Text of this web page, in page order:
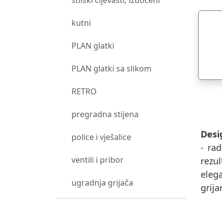
kutni
PLAN glatki
PLAN glatki sa slikom
RETRO
pregradna stijena
police i vješalice
ventili i pribor
ugradnja grijača
-